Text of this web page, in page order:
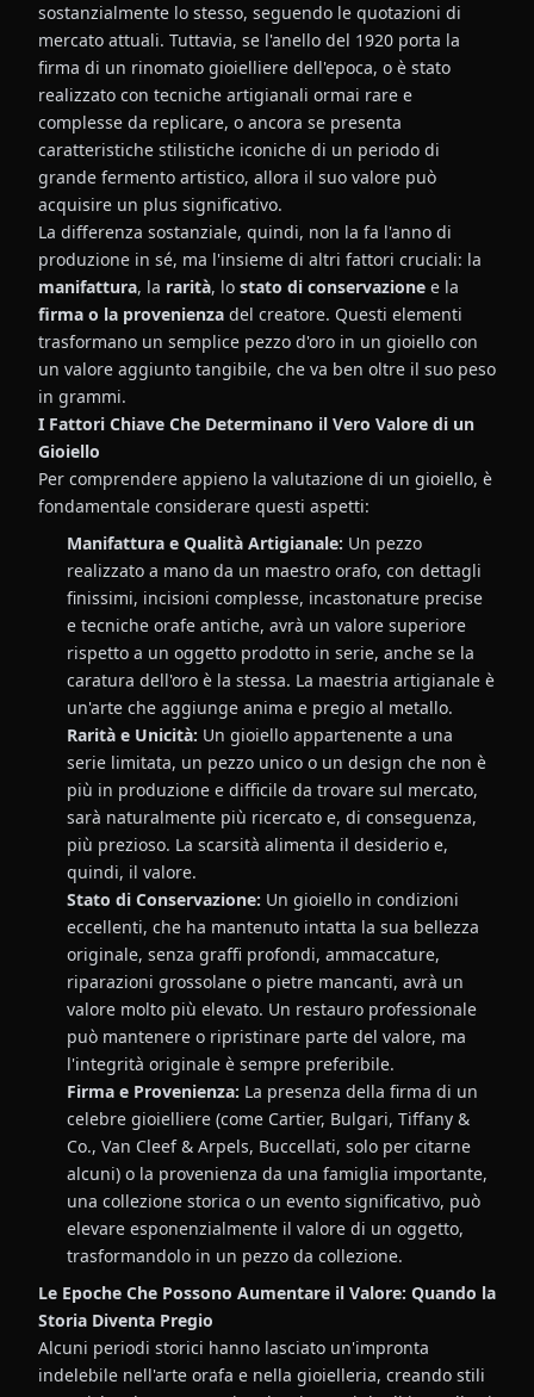
sostanzialmente lo stesso, seguendo le quotazioni di
mercato attuali. Tuttavia, se l'anello del 1920 porta la
firma di un rinomato gioielliere dell'epoca, o è stato
realizzato con tecniche artigianali ormai rare e
complesse da replicare, o ancora se presenta
caratteristiche stilistiche iconiche di un periodo di
grande fermento artistico, allora il suo valore può
acquisire un plus significativo.
La differenza sostanziale, quindi, non la fa l'anno di
produzione in sé, ma l'insieme di altri fattori cruciali: la
manifattura, la rarità, lo stato di conservazione e la
firma o la provenienza del creatore. Questi elementi
trasformano un semplice pezzo d'oro in un gioiello con
un valore aggiunto tangibile, che va ben oltre il suo peso
in grammi.
I Fattori Chiave Che Determinano il Vero Valore di un
Gioiello
Per comprendere appieno la valutazione di un gioiello, è
fondamentale considerare questi aspetti:
Manifattura e Qualità Artigianale: Un pezzo
realizzato a mano da un maestro orafo, con dettagli
finissimi, incisioni complesse, incastonature precise
e tecniche orafe antiche, avrà un valore superiore
rispetto a un oggetto prodotto in serie, anche se la
caratura dell'oro è la stessa. La maestria artigianale è
un'arte che aggiunge anima e pregio al metallo.
Rarità e Unicità: Un gioiello appartenente a una
serie limitata, un pezzo unico o un design che non è
più in produzione e difficile da trovare sul mercato,
sarà naturalmente più ricercato e, di conseguenza,
più prezioso. La scarsità alimenta il desiderio e,
quindi, il valore.
Stato di Conservazione: Un gioiello in condizioni
eccellenti, che ha mantenuto intatta la sua bellezza
originale, senza graffi profondi, ammaccature,
riparazioni grossolane o pietre mancanti, avrà un
valore molto più elevato. Un restauro professionale
può mantenere o ripristinare parte del valore, ma
l'integrità originale è sempre preferibile.
Firma e Provenienza: La presenza della firma di un
celebre gioielliere (come Cartier, Bulgari, Tiffany &
Co., Van Cleef & Arpels, Buccellati, solo per citarne
alcuni) o la provenienza da una famiglia importante,
una collezione storica o un evento significativo, può
elevare esponenzialmente il valore di un oggetto,
trasformandolo in un pezzo da collezione.
Le Epoche Che Possono Aumentare il Valore: Quando la
Storia Diventa Pregio
Alcuni periodi storici hanno lasciato un'impronta
indelebile nell'arte orafa e nella gioielleria, creando stili